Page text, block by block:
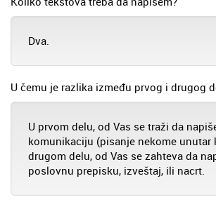
Dva.
U čemu je razlika između prvog i drugog
U prvom delu, od Vas se traži da
komunikaciju (pisanje nekome unutar
drugom delu, od Vas se zahteva da
poslovnu prepisku, izveštaj, ili nacrt.